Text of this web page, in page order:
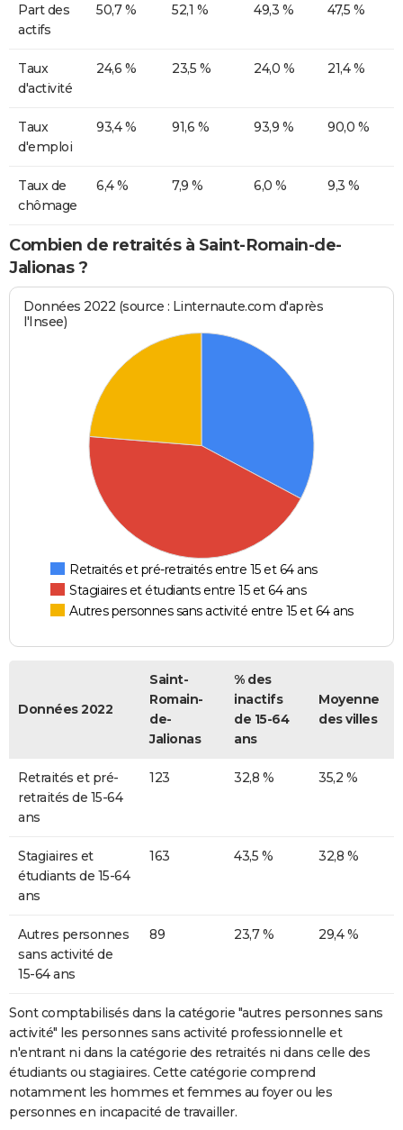
Part des
actifs
50,7 % 52,1 % 49,3 % 47,5 %
Taux
d'activité
24,6 % 23,5 % 24,0 % 21,4 %
Taux
d'emploi
93,4 % 91,6 % 93,9 % 90,0 %
Taux de
chômage
6,4 % 7,9 % 6,0 % 9,3 %
Combien de retraités à Saint-Romain-de-
Jalionas ?
Données 2022 (source : Linternaute.com d'après
l'Insee)
Retraités et pré-retraités entre 15 et 64 ans
Stagiaires et étudiants entre 15 et 64 ans
Autres personnes sans activité entre 15 et 64 ans
Données 2022
Saint-
Romain-
de-
Jalionas
% des
inactifs
de 15-64
ans
Moyenne
des villes
Retraités et pré-
retraités de 15-64
ans
123 32,8 % 35,2 %
Stagiaires et
étudiants de 15-64
ans
163 43,5 % 32,8 %
Autres personnes
sans activité de
15-64 ans
89 23,7 % 29,4 %
Sont comptabilisés dans la catégorie "autres personnes sans
activité" les personnes sans activité professionnelle et
n'entrant ni dans la catégorie des retraités ni dans celle des
étudiants ou stagiaires. Cette catégorie comprend
notamment les hommes et femmes au foyer ou les
personnes en incapacité de travailler.